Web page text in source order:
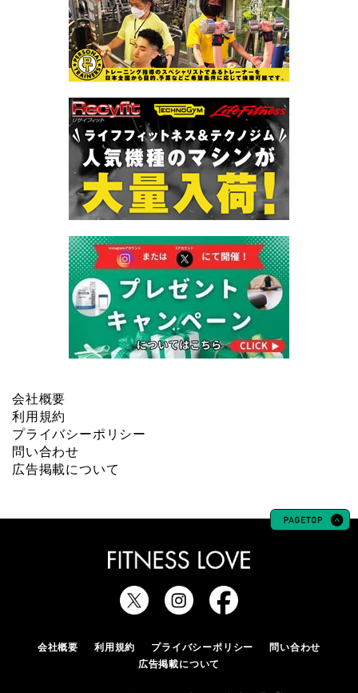
会社概要
利用規約
プライバシーポリシー
問い合わせ
広告掲載について
会社概要 利用規約 プライバシーポリシー
問い合わせ
広告掲載について